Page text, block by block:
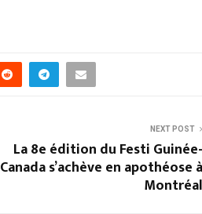
NEXT POST
La 8e édition du Festi Guinée-
Canada s’achève en apothéose à
Montréal